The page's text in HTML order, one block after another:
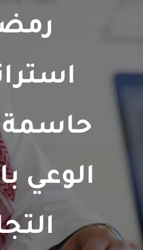
حاسمة
الوعي